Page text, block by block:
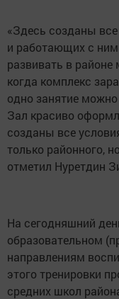
«Здесь созданы
и работающих с
развивать в
когда комплекс
одно занятие
Зал красиво
созданы все
только районного,
отметил Нуретдин
На сегодняшний
образовательном
направлениям
этого тренировки
средних школ